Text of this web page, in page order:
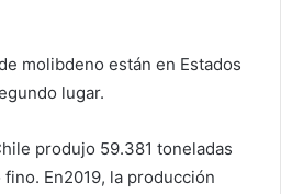
molibdeno están en Estados
lugar.
produjo 59.381 toneladas
En2019, la producción